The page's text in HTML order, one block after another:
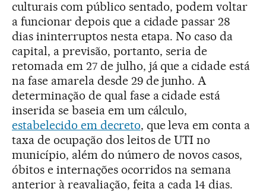
culturais com público sentado, podem voltar
a funcionar depois que a cidade passar 28
dias ininterruptos nesta etapa. No caso da
capital, a previsão, portanto, seria de
retomada em 27 de julho, já que a cidade está
na fase amarela desde 29 de junho. A
determinação de qual fase a cidade está
inserida se baseia em um cálculo,
estabelecido em decreto, que leva em conta a
taxa de ocupação dos leitos de UTI no
município, além do número de novos casos,
óbitos e internações ocorridos na semana
anterior à reavaliação, feita a cada 14 dias.